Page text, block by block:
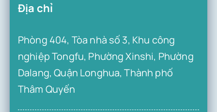
Địa chỉ
Phòng 404, Tòa nhà số 3, Khu công
nghiệp Tongfu, Phường Xinshi, Phường
Dalang, Quận Longhua, Thành phố
Thâm Quyến